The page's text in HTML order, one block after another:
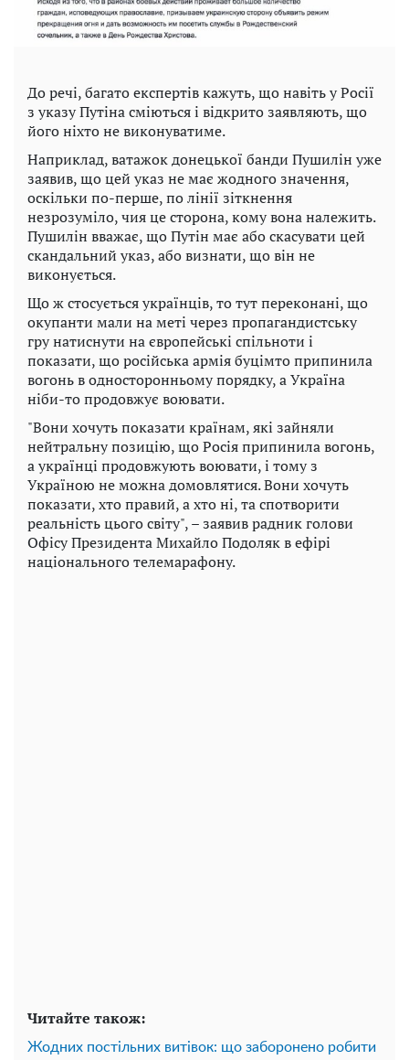
До речі, багато експертів кажуть, що навіть у Росії
з указу Путіна сміються і відкрито заявляють, що
його ніхто не виконуватиме.
Наприклад, ватажок донецької банди Пушилін уже
заявив, що цей указ не має жодного значення,
оскільки по-перше, по лінії зіткнення
незрозуміло, чия це сторона, кому вона належить.
Пушилін вважає, що Путін має або скасувати цей
скандальний указ, або визнати, що він не
виконується.
Що ж стосується українців, то тут переконані, що
окупанти мали на меті через пропагандистську
гру натиснути на європейські спільноти і
показати, що російська армія буцімто припинила
вогонь в односторонньому порядку, а Україна
ніби-то продовжує воювати.
"Вони хочуть показати країнам, які зайняли
нейтральну позицію, що Росія припинила вогонь,
а українці продовжують воювати, і тому з
Україною не можна домовлятися. Вони хочуть
показати, хто правий, а хто ні, та спотворити
реальність цього світу", – заявив радник голови
Офісу Президента Михайло Подоляк в ефірі
національного телемарафону.
Читайте також:
Жодних постільних витівок: що заборонено робити